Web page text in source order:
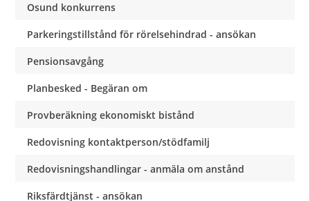
Osund konkurrens
Parkeringstillstånd för rörelsehindrad - ansökan
Pensionsavgång
Planbesked - Begäran om
Provberäkning ekonomiskt bistånd
Redovisning kontaktperson/stödfamilj
Redovisningshandlingar - anmäla om anstånd
Riksfärdtjänst - ansökan